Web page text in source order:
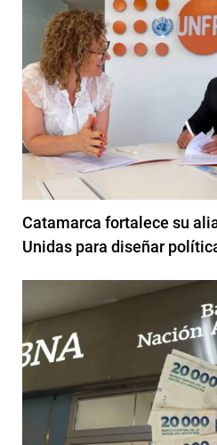
Catamarca fortalece su
Unidas para diseñar